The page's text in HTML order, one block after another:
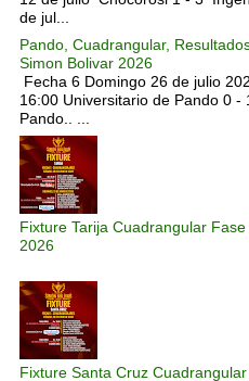
de jul...
Pando, Cuadrangular,
Simon Bolivar 2026
Fecha 6 Domingo 26 de julio
16:00 Universitario de Pando 0
Pando.. ...
Fixture Tarija Cuadrangular
2026
Fixture Santa Cruz